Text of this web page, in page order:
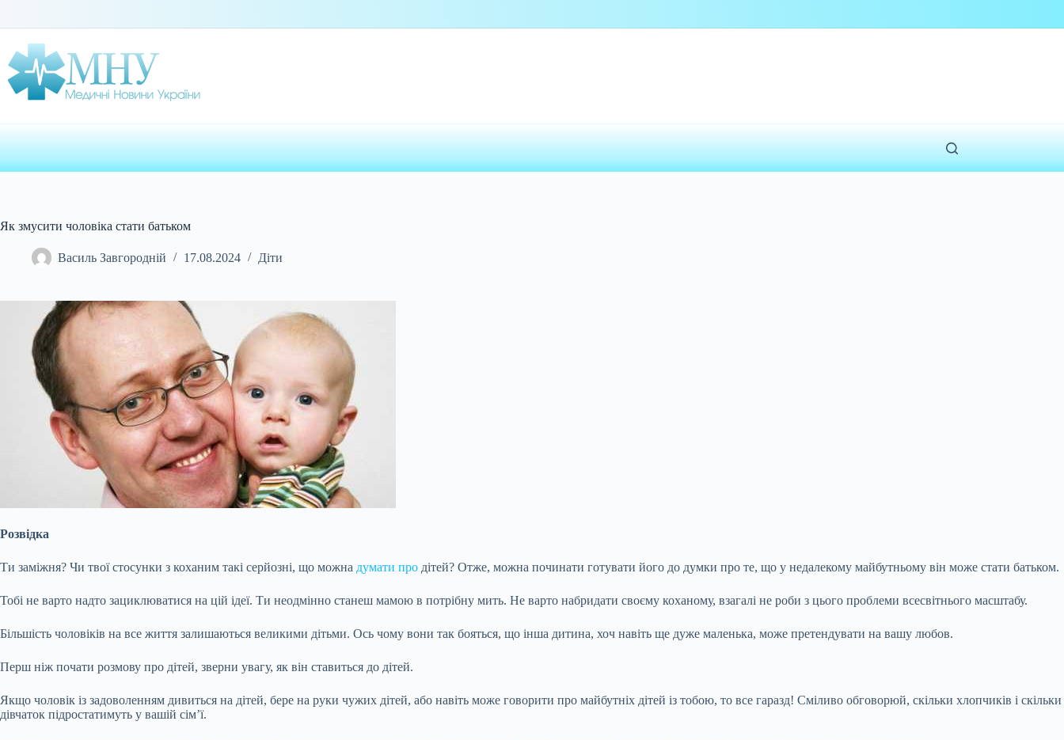
Як змусити чоловіка стати батьком
Василь Завгородній 17.08.2024 Діти
Розвідка
Ти заміжня? Чи твої стосунки з коханим такі серйозні, що можна думати про дітей? Отже, можна починати готувати його до думки про те, що у недалекому майбутньому він може стати батьком.
Тобі не варто надто зациклюватися на цій ідеї. Ти неодмінно станеш мамою в потрібну мить. Не варто набридати своєму коханому, взагалі не роби з цього проблеми всесвітнього масштабу.
Більшість чоловіків на все життя залишаються великими дітьми. Ось чому вони так бояться, що інша дитина, хоч навіть ще дуже маленька, може претендувати на вашу любов.
Перш ніж почати розмову про дітей, зверни увагу, як він ставиться до дітей.
Якщо чоловік із задоволенням дивиться на дітей, бере на руки чужих дітей, або навіть може говорити про майбутніх дітей із тобою, то все гаразд! Сміливо обговорюй, скільки хлопчиків і скільки
дівчаток підростатимуть у вашій сім’ї.